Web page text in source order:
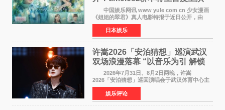
12月4日上映
中国娱乐网讯 www yule com cn 少女漫画
《姐姐的翠君》真人电影特报于近日公开，由
timelesz成员桥本将生担任主演，这也是他首次
担任电影主演，引发高度关注。 女高中生咲
苗翠（中岛瑠菜
日本娱乐
许嵩2026「安泊猜想」巡演武汉
双场浪漫落幕 “以音乐为引 解锁
江城记忆”
2026年7月31日、8月2日两晚，许嵩
2026「安泊猜想」巡回演唱会于武汉体育中心主
体育场盛大开唱。许嵩与数万歌迷在此相聚，从
浪漫惬意的舞台设计到充满诚意与惊喜的现场互
动，共同开启了一场关于
娱乐评论